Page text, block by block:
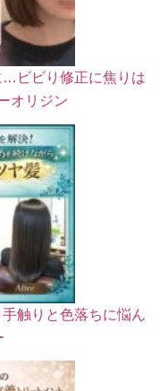
…ビビり修正に焦りは
オリジン
触りと色落ちに悩ん